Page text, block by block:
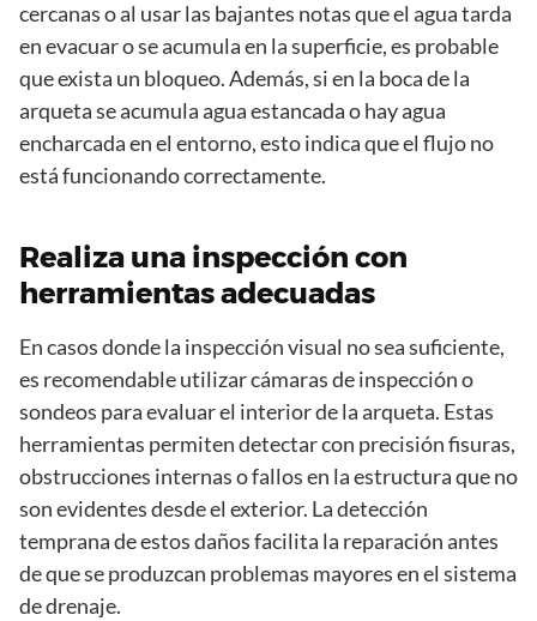
cercanas o al usar las bajantes notas que el agua tarda
en evacuar o se acumula en la superficie, es probable
que exista un bloqueo. Además, si en la boca de la
arqueta se acumula agua estancada o hay agua
encharcada en el entorno, esto indica que el flujo no
está funcionando correctamente.
Realiza una inspección con
herramientas adecuadas
En casos donde la inspección visual no sea suficiente,
es recomendable utilizar cámaras de inspección o
sondeos para evaluar el interior de la arqueta. Estas
herramientas permiten detectar con precisión fisuras,
obstrucciones internas o fallos en la estructura que no
son evidentes desde el exterior. La detección
temprana de estos daños facilita la reparación antes
de que se produzcan problemas mayores en el sistema
de drenaje.